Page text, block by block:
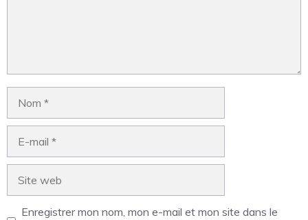
Enregistrer mon nom, mon e-mail et mon site dans le